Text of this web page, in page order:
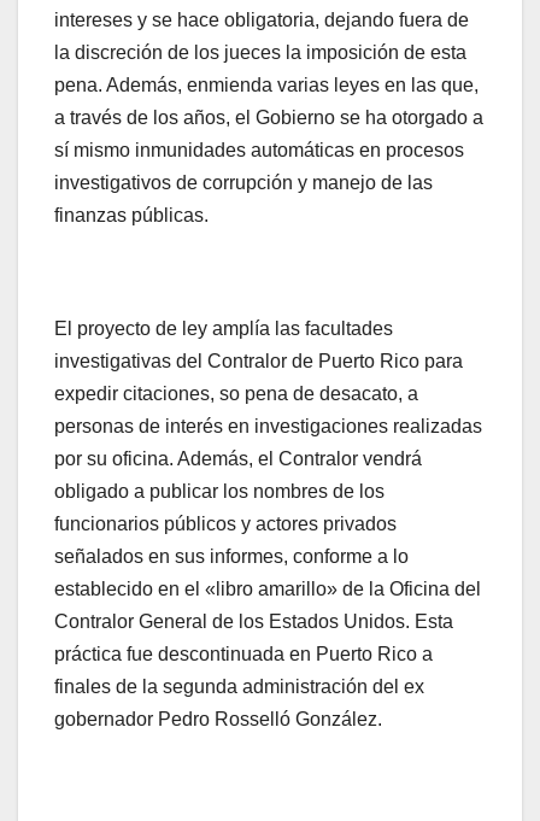
intereses y se hace obligatoria, dejando fuera de
la discreción de los jueces la imposición de esta
pena. Además, enmienda varias leyes en las que,
a través de los años, el Gobierno se ha otorgado a
sí mismo inmunidades automáticas en procesos
investigativos de corrupción y manejo de las
finanzas públicas.
El proyecto de ley amplía las facultades
investigativas del Contralor de Puerto Rico para
expedir citaciones, so pena de desacato, a
personas de interés en investigaciones realizadas
por su oficina. Además, el Contralor vendrá
obligado a publicar los nombres de los
funcionarios públicos y actores privados
señalados en sus informes, conforme a lo
establecido en el «libro amarillo» de la Oficina del
Contralor General de los Estados Unidos. Esta
práctica fue descontinuada en Puerto Rico a
finales de la segunda administración del ex
gobernador Pedro Rosselló González.